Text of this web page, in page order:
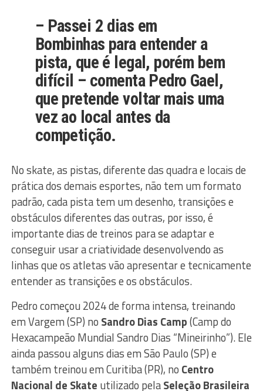
– Passei 2 dias em
Bombinhas para entender a
pista, que é legal, porém bem
difícil – comenta Pedro Gael,
que pretende voltar mais uma
vez ao local antes da
competição.
No skate, as pistas, diferente das quadra e locais de
prática dos demais esportes, não tem um formato
padrão, cada pista tem um desenho, transições e
obstáculos diferentes das outras, por isso, é
importante dias de treinos para se adaptar e
conseguir usar a criatividade desenvolvendo as
linhas que os atletas vão apresentar e tecnicamente
entender as transições e os obstáculos.
Pedro começou 2024 de forma intensa, treinando
em Vargem (SP) no Sandro Dias Camp(Camp do
Hexacampeão Mundial Sandro Dias “Mineirinho”). Ele
ainda passou alguns dias em São Paulo (SP) e
também treinou em Curitiba (PR), no Centro
Nacional de Skate utilizado pelaSeleção Brasileira